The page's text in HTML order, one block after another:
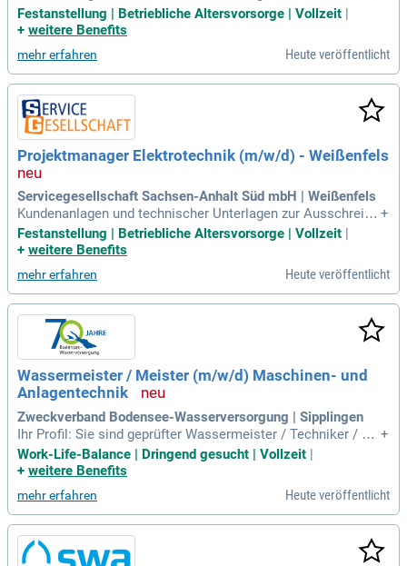
ng größerer Investitionsprojekte Maßnahmenbezogene Plan
ung von Netzanschlüssen Durchführung von Marktanalysen
Fachspezifische Ausbildung als Meister, Techniker
Festanstellung | Betriebliche Altersvorsorge | Vollzeit |
+ weitere Benefits
mehr erfahren Heute veröffentlicht
Projektmanager Elektrotechnik (m/w/d) - Weißenfels
Servicegesellschaft Sachsen-Anhalt Süd mbH | Weißenfels
Kundenanlagen und technischer Unterlagen zur Ausschreibu
ng größerer Investitionsprojekte Maßnahmenbezogene Plan
ung von Netzanschlüssen Durchführung von Marktanalysen
Fachspezifische Ausbildung als Meister, Techniker
+
Festanstellung | Betriebliche Altersvorsorge | Vollzeit
+ weitere Benefits
mehr erfahren Heute veröffentlicht
Wassermeister / Meister (m/w/d) Maschinen- und
Anlagentechnik
Zweckverband Bodensee-Wasserversorgung | Sipplingen
Ihr Profil: Sie sind geprüfter Wassermeister / Techniker / Me
ister (m/w/d) im maschinentechnischen Bereich. Sie haben
mehrjährige, einschlägige Berufserfahrung im maschinentec
+
Work-Life-Balance | Dringend gesucht | Vollzeit |
+ weitere Benefits
mehr erfahren Heute veröffentlicht